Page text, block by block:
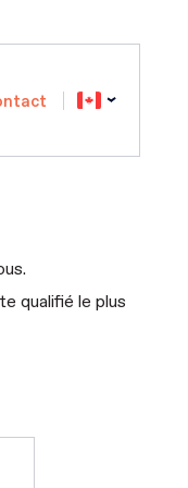
qualifié le plus